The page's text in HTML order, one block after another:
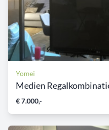
Yomei
Medien
€ 7.000,-